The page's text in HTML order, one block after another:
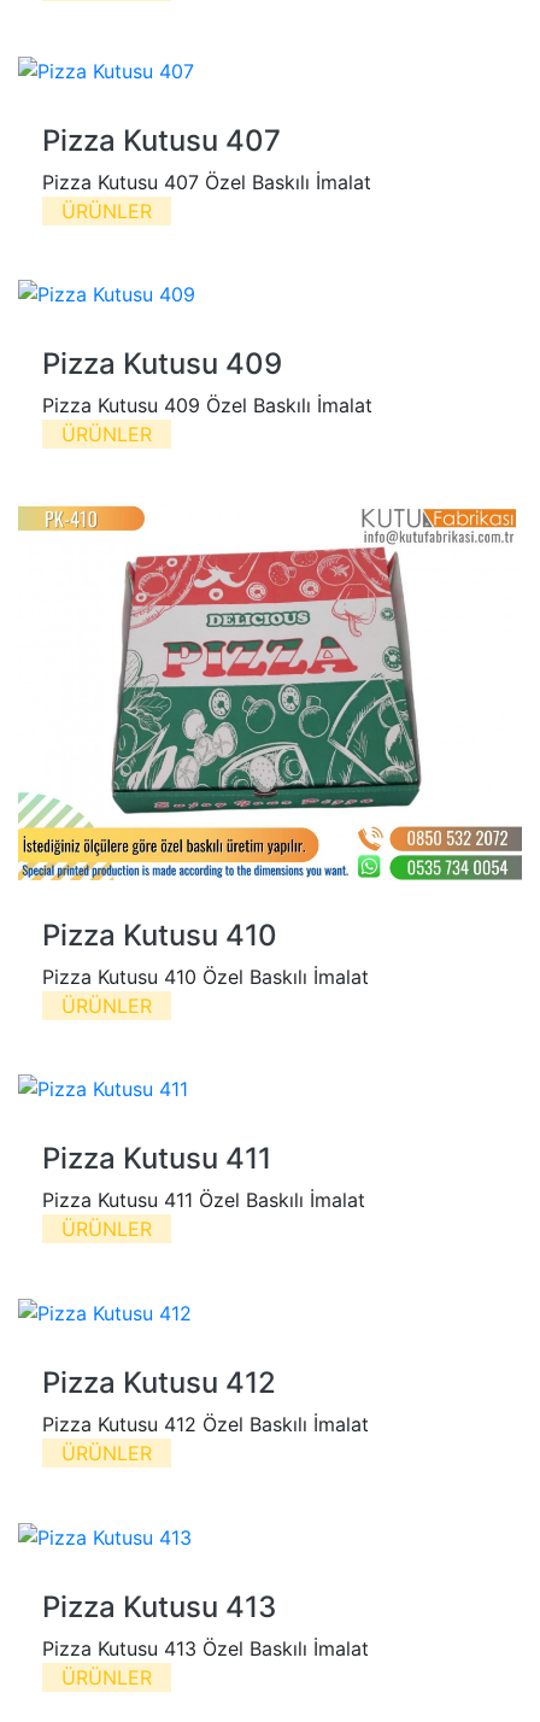
Pizza Kutusu 407
Pizza Kutusu 407 Özel Baskılı İmalat
ÜRÜNLER
Pizza Kutusu 409
Pizza Kutusu 409 Özel Baskılı İmalat
ÜRÜNLER
Pizza Kutusu 410
Pizza Kutusu 410 Özel Baskılı İmalat
ÜRÜNLER
Pizza Kutusu 411
Pizza Kutusu 411 Özel Baskılı İmalat
ÜRÜNLER
Pizza Kutusu 412
Pizza Kutusu 412 Özel Baskılı İmalat
ÜRÜNLER
Pizza Kutusu 413
Pizza Kutusu 413 Özel Baskılı İmalat
ÜRÜNLER